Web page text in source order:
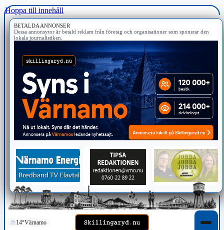
Hoppa till innehåll
BETALDA ANNONSER
Dessa annonsytor är betald reklam från företag och organisationer som sponsrar den
lokala journalistiken.
14°Värnamo